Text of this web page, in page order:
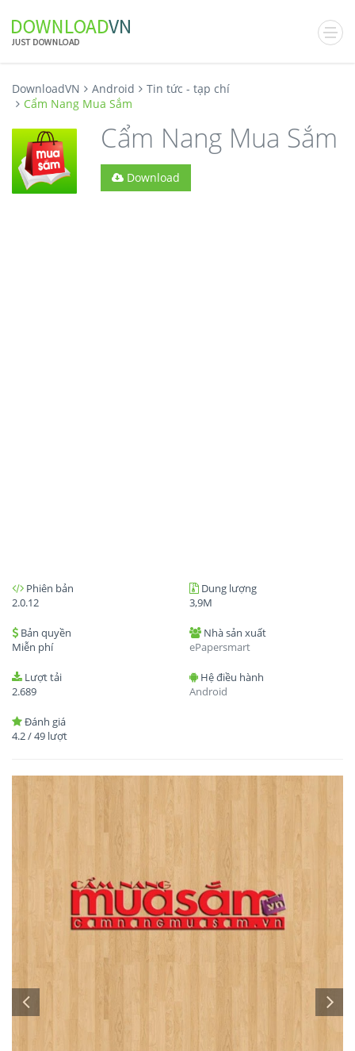
DownloadVN Android
Tin tức - tạp chí
Cẩm Nang Mua Sắm
Cẩm Nang Mua Sắm
Download
Phiên bản
2.0.12
Dung lượng
3,9M
Bản quyền
Miễn phí
Nhà sản xuất
ePapersmart
Lượt tải
2.689
Hệ điều hành
Android
Đánh giá
4.2/49 lượt